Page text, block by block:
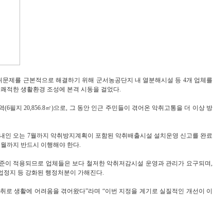
제를 근본적으로 해결하기 위해 군서농공단지 내 열분해시설 등 4개 업체를
적한 생활환경 조성에 본격 시동을 걸었다.
필지 20,856.8㎡)으로, 그 동안 인근 주민들이 겪어온 악취고통을 더 이상 방
인 오는 7월까지 악취방지계획이 포함된 악취배출시설 설치운영 신고를 완료
까지 반드시 이행해야 한다.
이 적용되므로 업체들은 보다 철저한 악취저감시설 운영과 관리가 요구되며,
지 등 강화된 행정처분이 가해진다.
로 생활에 어려움을 겪어왔다”라며 “이번 지정을 계기로 실질적인 개선이 이